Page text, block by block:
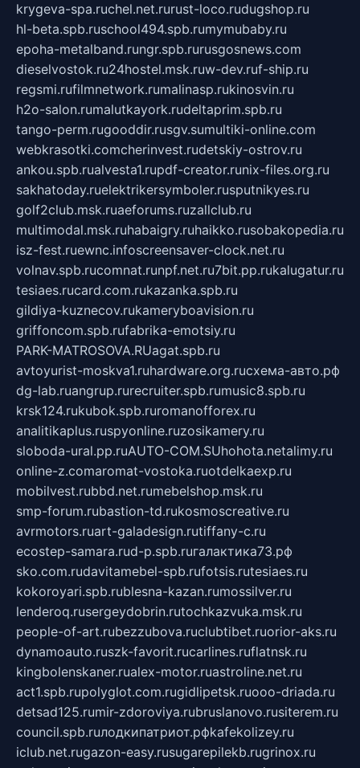
krygeva-spa.ruchel.net.rurust-loco.rudugshop.ru
hl-beta.spb.ruschool494.spb.rumymubaby.ru
epoha-metalband.rungr.spb.rurusgosnews.com
dieselvostok.ru24hostel.msk.ruw-dev.ruf-ship.ru
regsmi.rufilmnetwork.rumalinasp.rukinosvin.ru
h2o-salon.rumalutkayork.rudeltaprim.spb.ru
tango-perm.rugooddir.rusgv.sumultiki-online.com
webkrasotki.comcherinvest.rudetskiy-ostrov.ru
ankou.spb.rualvesta1.rupdf-creator.runix-files.org.ru
sakhatoday.ruelektrikersymboler.rusputnikyes.ru
golf2club.msk.ruaeforums.ruzallclub.ru
multimodal.msk.ruhabaigry.ruhaikko.rusobakopedia.ru
isz-fest.ruewnc.infoscreensaver-clock.net.ru
volnav.spb.rucomnat.runpf.net.ru7bit.pp.rukalugatur.ru
tesiaes.rucard.com.rukazanka.spb.ru
gildiya-kuznecov.rukameryboavision.ru
griffoncom.spb.rufabrika-emotsiy.ru
PARK-MATROSOVA.RUagat.spb.ru
avtoyurist-moskva1.ruhardware.org.ruсхема-авто.рф
dg-lab.ruangrup.rurecruiter.spb.rumusic8.spb.ru
krsk124.rukubok.spb.ruromanofforex.ru
analitikaplus.ruspyonline.ruzosikamery.ru
sloboda-ural.pp.ruAUTO-COM.SUhohota.netalimy.ru
online-z.comaromat-vostoka.ruotdelkaexp.ru
mobilvest.rubbd.net.rumebelshop.msk.ru
smp-forum.rubastion-td.rukosmoscreative.ru
avrmotors.ruart-galadesign.rutiffany-c.ru
ecostep-samara.rud-p.spb.ruгалактика73.рф
sko.com.rudavitamebel-spb.rufotsis.rutesiaes.ru
kokoroyari.spb.rublesna-kazan.rumossilver.ru
lenderoq.rusergeydobrin.rutochkazvuka.msk.ru
people-of-art.rubezzubova.ruclubtibet.ruorior-aks.ru
dynamoauto.ruszk-favorit.rucarlines.ruflatnsk.ru
kingbolenskaner.rualex-motor.ruastroline.net.ru
act1.spb.rupolyglot.com.rugidlipetsk.ruooo-driada.ru
detsad125.rumir-zdoroviya.rubruslanovo.rusiterem.ru
council.spb.ruлодкипатриот.рфkafekolizey.ru
iclub.net.rugazon-easy.rusugarepilekb.rugrinox.ru